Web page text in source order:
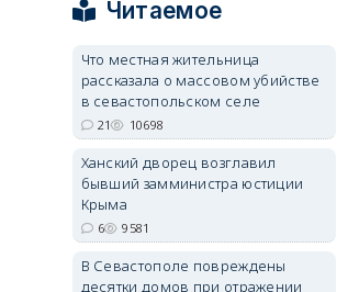
erid: 2SDnjdPjgYS
Читаемое
Что местная жительница
рассказала о массовом убийстве
в севастопольском селе
21 10698
Ханский дворец возглавил
бывший замминистра юстиции
Крыма
6 9581
В Севастополе повреждены
десятки домов при отражении